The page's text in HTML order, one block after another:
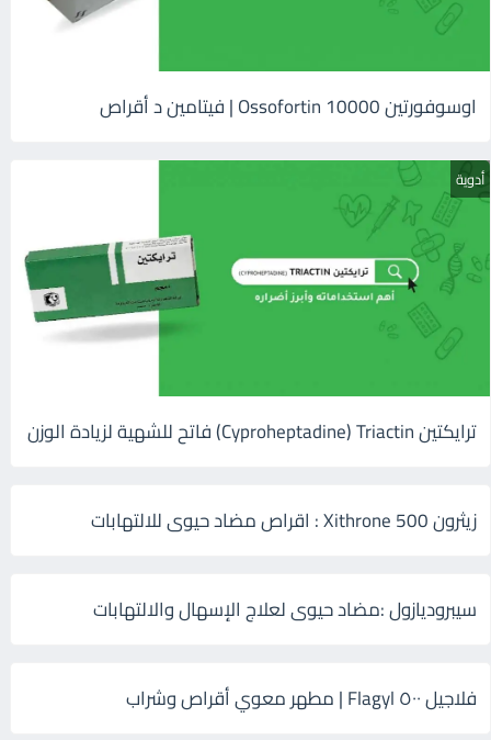
اوسوفورتين 10000 Ossofortin | فيتامين د أقراص
أدوية
ترايكتين Cyproheptadine) Triactin) فاتح للشهية لزيادة الوزن
زيثرون 500 Xithrone : اقراص مضاد حيوى للالتهابات
سيبروديازول :مضاد حيوى لعلاج الإسهال والالتهابات
فلاجيل ٥٠٠ Flagyl | مطهر معوي أقراص وشراب